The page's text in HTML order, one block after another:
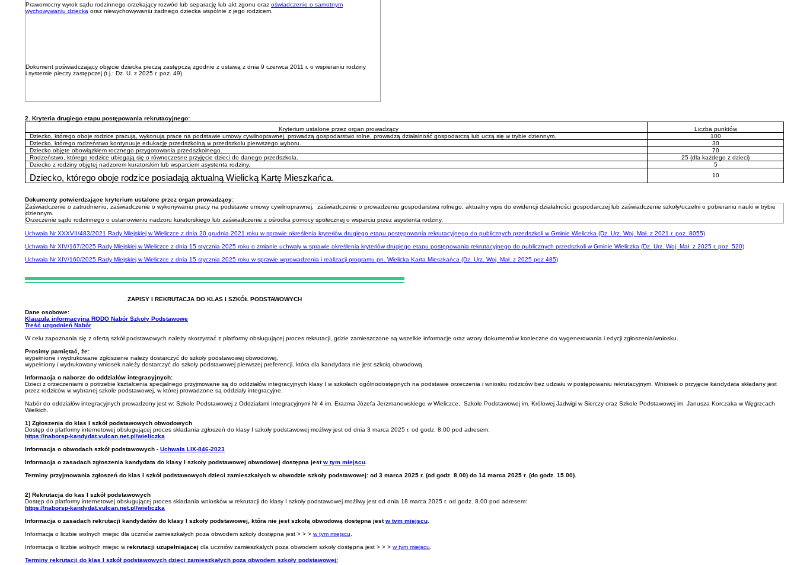
Prawomocny wyrok sądu rodzinnego orzekający rozwód lub separację lub akt zgonu oraz oświadczenie o samotnym
wychowywaniu dziecka oraz niewychowywaniu żadnego dziecka wspólnie z jego rodzicem.
Dokument poświadczający objęcie dziecka pieczą zastępczą zgodnie z ustawą z dnia 9 czerwca 2011 r. o wspieraniu rodziny
i systemie pieczy zastępczej (t.j.: Dz. U. z 2025 r. poz. 49).
2. Kryteria drugiego etapu postępowania rekrutacyjnego:
Kryterium ustalone przez organ prowadzący
Liczba punktów
Dziecko, którego oboje rodzice pracują, wykonują pracę na podstawie umowy cywilnoprawnej, prowadzą gospodarstwo rolne, prowadzą działalność gospodarczą lub uczą się w trybie dziennym.
100
Dziecko, którego rodzeństwo kontynuuje edukację przedszkolną w przedszkolu pierwszego wyboru.
30
Dziecko objęte obowiązkiem rocznego przygotowania przedszkolnego.
70
Rodzeństwo, którego rodzice ubiegają się o równoczesne przyjęcie dzieci do danego przedszkola.
25 (dla każdego z dzieci)
Dziecko z rodziny objętej nadzorem kuratorskim lub wsparciem asystenta rodziny.
5
Dziecko, którego oboje rodzice posiadają aktualną Wielicką Kartę Mieszkańca. 10
Dokumenty potwierdzające kryterium ustalone przez organ prowadzący:
Zaświadczenie o zatrudnieniu, zaświadczenie o wykonywaniu pracy na podstawie umowy cywilnoprawnej, zaświadczenie o prowadzeniu gospodarstwa rolnego, aktualny wpis do ewidencji działalności gospodarczej lub zaświadczenie szkoły/uczelni o pobieraniu nauki w trybie
dziennym.
Orzeczenie sądu rodzinnego o ustanowieniu nadzoru kuratorskiego lub zaświadczenie z ośrodka pomocy społecznej o wsparciu przez asystenta rodziny.
Uchwała Nr XXXVII/483/2021 Rady Miejskiej w Wieliczce z dnia 20 grudnia 2021 roku w sprawie określenia kryteriów drugiego etapu postępowania rekrutacyjnego do publicznych przedszkoli w Gminie Wieliczka (Dz. Urz. Woj. Mał. z 2021 r. poz. 8055)
Uchwała Nr XIV/167/2025 Rady Miejskiej w Wieliczce z dnia 15 stycznia 2025 roku o zmianie uchwały w sprawie określenia kryteriów drugiego etapu postępowania rekrutacyjnego do publicznych przedszkoli w Gminie Wieliczka (Dz. Urz. Woj. Mał. z 2025 r. poz. 520)
Uchwała Nr XIV/160/2025 Rady Miejskiej w Wieliczce z dnia 15 stycznia 2025 roku w sprawie wprowadzenia i realizacji programu pn. Wielicka Karta Mieszkańca (Dz. Urz. Woj. Mał. z 2025 poz 485)
ZAPISY I REKRUTACJA DO KLAS I SZKÓŁ PODSTAWOWYCH
Dane osobowe:
Klauzula informacyjna RODO Nabór Szkoły Podstawowe
Treść uzgodnień Nabór
W celu zapoznania się z ofertą szkół podstawowych należy skorzystać z platformy obsługującej proces rekrutacji, gdzie zamieszczone są wszelkie informacje oraz wzory dokumentów konieczne do wygenerowania i edycji zgłoszenia/wniosku.
Prosimy pamiętać, że:
wypełnione i wydrukowane zgłoszenie należy dostarczyć do szkoły podstawowej obwodowej,
wypełniony i wydrukowany wniosek należy dostarczyć do szkoły podstawowej pierwszej preferencji, która dla kandydata nie jest szkołą obwodową.
Informacja o naborze do oddziałów integracyjnych:
Dzieci z orzeczeniami o potrzebie kształcenia specjalnego przyjmowane są do oddziałów integracyjnych klasy I w szkołach ogólnodostępnych na podstawie orzeczenia i wniosku rodziców bez udziału w postępowaniu rekrutacyjnym. Wniosek o przyjęcie kandydata składany jest
przez rodziców w wybranej szkole podstawowej, w której prowadzone są oddziały integracyjne.
Nabór do oddziałów integracyjnych prowadzony jest w: Szkole Podstawowej z Oddziałami Integracyjnymi Nr 4 im. Erazma Józefa Jerzmanowskiego w Wieliczce, Szkole Podstawowej im. Królowej Jadwigi w Sierczy oraz Szkole Podstawowej im. Janusza Korczaka w Węgrzcach
Wielkich.
1) Zgłoszenia do klas I szkół podstawowych obwodowych
Dostęp do platformy internetowej obsługującej proces składania zgłoszeń do klasy I szkoły podstawowej możliwy jest od dnia 3 marca 2025 r. od godz. 8.00 pod adresem:
https://naborsp-kandydat.vulcan.net.pl/wieliczka
Informacja o obwodach szkół podstawowych - Uchwała LIX-846-2023
Informacja o zasadach zgłoszenia kandydata do klasy I szkoły podstawowej obwodowej dostępna jestw tym miejscu
Terminy przyjmowania zgłoszeń do klas I szkół podstawowych dzieci zamieszkałych w obwodzie szkoły podstawowej: od 3 marca 2025 r. (od godz. 8.00) do 14 marca 2025 r. (do godz. 15.00).
2) Rekrutacja do kas I szkół podstawowych
Dostęp do platformy internetowej obsługującej proces składania wniosków w rekrutacji do klasy I szkoły podstawowej możliwy jest od dnia 18 marca 2025 r. od godz. 8.00 pod adresem:
https://naborsp-kandydat.vulcan.net.pl/wieliczka
Informacja o zasadach rekrutacji kandydatów do klasy I szkoły podstawowej, która nie jest szkołą obwodową dostępna jestw tym miejscu
Informacja o liczbie wolnych miejsc dla uczniów zamieszkałych poza obwodem szkoły dostępna jest > > > w tym miejscu
Informacja o liczbie wolnych miejsc wrekrutacji uzupełniajacej dla uczniów zamieszkałych poza obwodem szkoły dostępna jest > > > w tym miejscu
Terminy rekrutacji do klas I szkół podstawowych dzieci zamieszkałych poza obwodem szkoły podstawowej: